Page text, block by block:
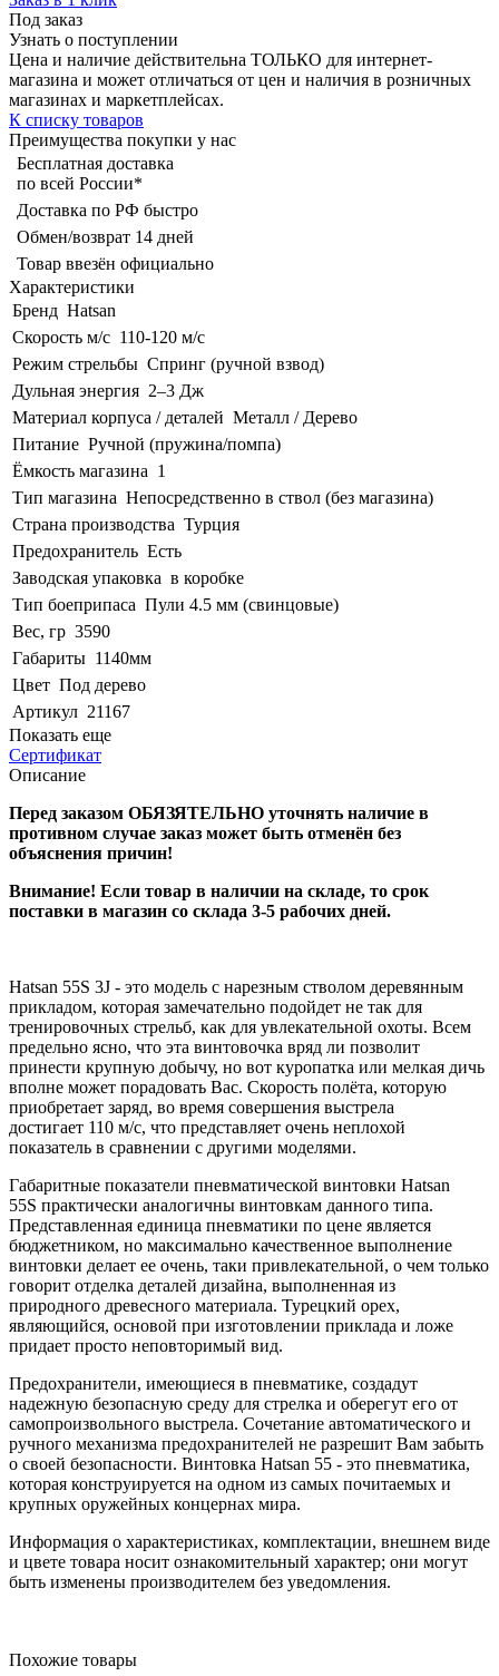
Под заказ
Узнать о поступлении
Цена и наличие действительна ТОЛЬКО для интернет-
магазина и может отличаться от цен и наличия в розничных
магазинах и маркетплейсах.
К списку товаров
Преимущества покупки у нас
Бесплатная доставка
по всей России*
Доставка по РФ быстро
Обмен/возврат 14 дней
Товар ввезён официально
Характеристики
Бренд Hatsan
Скорость м/с 110-120 м/с
Режим стрельбы Спринг (ручной взвод)
Дульная энергия 2–3 Дж
Материал корпуса / деталей Металл / Дерево
Питание Ручной (пружина/помпа)
Ёмкость магазина 1
Тип магазина Непосредственно в ствол (без магазина)
Страна производства Турция
Предохранитель Есть
Заводская упаковка в коробке
Тип боеприпаса Пули 4.5 мм (свинцовые)
Вес, гр 3590
Габариты 1140мм
Цвет Под дерево
Артикул 21167
Показать еще
Сертификат
Описание
Перед заказом ОБЯЗЯТЕЛЬНО уточнять наличие в
противном случае заказ может быть отменён без
объяснения причин!
Внимание! Если товар в наличии на складе, то срок
поставки в магазин со склада 3-5 рабочих дней.
Hatsan 55S 3J - это модель с нарезным стволом деревянным
прикладом, которая замечательно подойдет не так для
тренировочных стрельб, как для увлекательной охоты. Всем
предельно ясно, что эта винтовочка вряд ли позволит
принести крупную добычу, но вот куропатка или мелкая дичь
вполне может порадовать Вас. Скорость полёта, которую
приобретает заряд, во время совершения выстрела
достигает 110 м/с, что представляет очень неплохой
показатель в сравнении с другими моделями.
Габаритные показатели пневматической винтовки Hatsan
55S практически аналогичны винтовкам данного типа.
Представленная единица пневматики по цене является
бюджетником, но максимально качественное выполнение
винтовки делает ее очень, таки привлекательной, о чем только
говорит отделка деталей дизайна, выполненная из
природного древесного материала. Турецкий орех,
являющийся, основой при изготовлении приклада и ложе
придает просто неповторимый вид.
Предохранители, имеющиеся в пневматике, создадут
надежную безопасную среду для стрелка и оберегут его от
самопроизвольного выстрела. Сочетание автоматического и
ручного механизма предохранителей не разрешит Вам забыть
о своей безопасности. Винтовка Hatsan 55 - это пневматика,
которая конструируется на одном из самых почитаемых и
крупных оружейных концернах мира.
Информация о характеристиках, комплектации, внешнем виде
и цвете товара носит ознакомительный характер; они могут
быть изменены производителем без уведомления.
Похожие товары